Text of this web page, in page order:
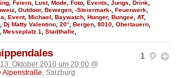
Feiern Lust, Mode Foto Events Jungs Drink
Outdoor, Bewegen -Steiermark- Feuerwerk
Event, Michael Baywatch Hunger, Bungee AT,
Dj Matty Valentino 20° Bergen 8010 Obertauern
Messeplatz 1 Stadthalle
1
Oktober 2010 um 20:00 @
Alpenstraße, Salzburg